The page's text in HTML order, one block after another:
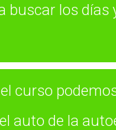
buscar los días
curso
auto de la